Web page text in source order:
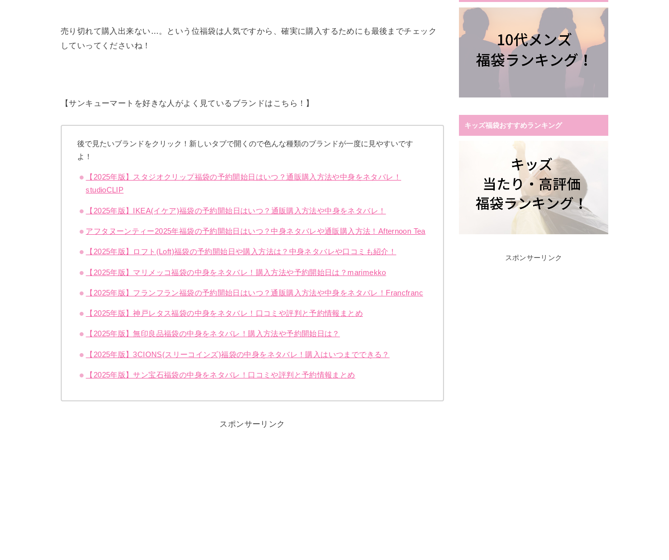
売り切れて購入出来ない…。という位福袋は人気ですから、確実に購入するためにも最後までチェック
していってくださいね！
【サンキューマートを好きな人がよく見ているブランドはこちら！】
後で見たいブランドをクリック！新しいタブで開くので色んな種類のブランドが一度に見やすいです
よ！
【2025年版】スタジオクリップ福袋の予約開始日はいつ？通販購入方法や中身をネタバレ！
studioCLIP
【2025年版】IKEA(イケア)福袋の予約開始日はいつ？通販購入方法や中身をネタバレ！
アフタヌーンティー2025年福袋の予約開始日はいつ？中身ネタバレや通販購入方法！Afternoon Tea
【2025年版】ロフト(Loft)福袋の予約開始日や購入方法は？中身ネタバレや口コミも紹介！
【2025年版】マリメッコ福袋の中身をネタバレ！購入方法や予約開始日は？marimekko
【2025年版】フランフラン福袋の予約開始日はいつ？通販購入方法や中身をネタバレ！Francfranc
【2025年版】神戸レタス福袋の中身をネタバレ！口コミや評判と予約情報まとめ
【2025年版】無印良品福袋の中身をネタバレ！購入方法や予約開始日は？
【2025年版】3CIONS(スリーコインズ)福袋の中身をネタバレ！購入はいつまでできる？
【2025年版】サン宝石福袋の中身をネタバレ！口コミや評判と予約情報まとめ
スポンサーリンク
キッズ福袋おすすめランキング
スポンサーリンク